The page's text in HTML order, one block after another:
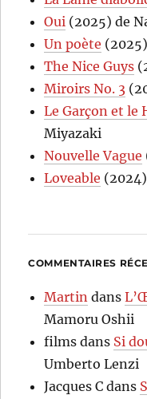
Oui (2025) de
Un poète
The Nice Guys
Miroirs No. 3
Le Garçon et le
Miyazaki
Nouvelle Vague
Loveable
COMMENTAIRES
Martin dans
Mamoru Oshii
films dans Si
Umberto Lenzi
Jacques C dans